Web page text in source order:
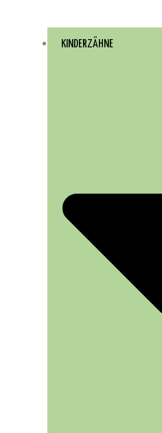
KINDERZÄHNE